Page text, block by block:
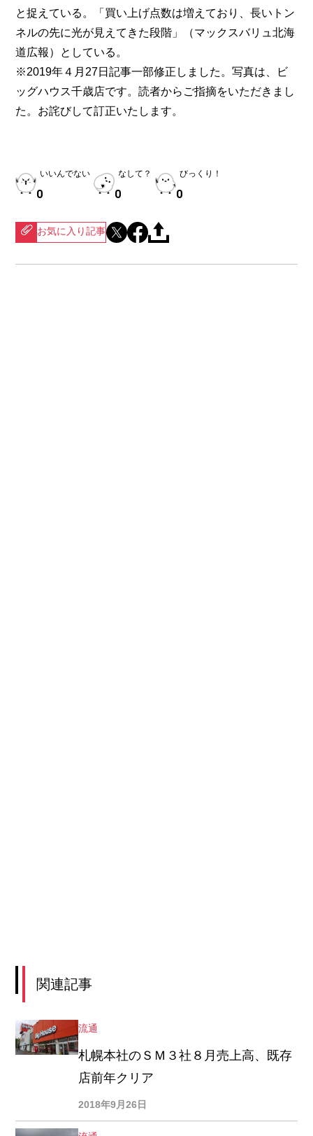
と捉えている。「買い上げ点数は増えており、長いトン
ネルの先に光が見えてきた段階」（マックスバリュ北海
道広報）としている。
※2019年４月27日記事一部修正しました。写真は、ビ
ッグハウス千歳店です。読者からご指摘をいただきまし
た。お詫びして訂正いたします。
いいんでない
0
なして？
0
びっくり！
0
お気に入り記事
関連記事
流通
札幌本社のＳＭ３社８月売上高、既存
店前年クリア
2018年9月26日